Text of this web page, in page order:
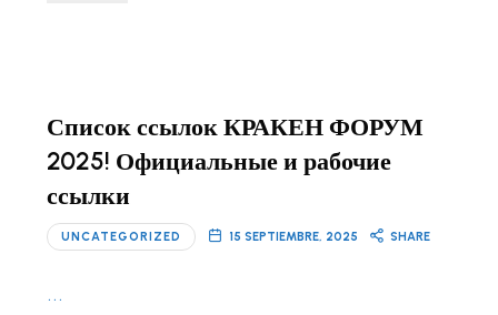
Список ссылок КРАКЕН ФОРУМ
2025! Официальные и рабочие
ссылки
UNCATEGORIZED 15 SEPTIEMBRE, 2025 SHARE
…